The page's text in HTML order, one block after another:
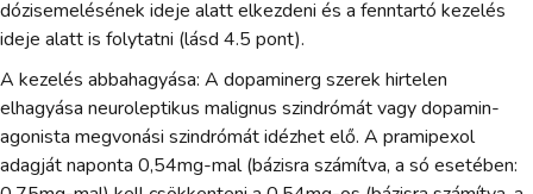
dózisemelésének ideje alatt elkezdeni és a fenntartó kezelés
ideje alatt is folytatni (lásd 4.5 pont).
A kezelés abbahagyása: A dopaminerg szerek hirtelen
elhagyása neuroleptikus malignus szindrómát vagy dopamin-
agonista megvonási szindrómát idézhet elő. A pramipexol
adagját naponta 0,54mg-mal (bázisra számítva, a só esetében: